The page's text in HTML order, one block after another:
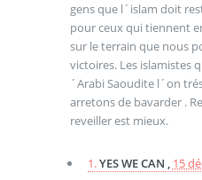
gens que l´islam doit
pour ceux qui tiennent
sur le terrain que nous
victoires. Les islamistes
´Arabi Saoudite l´on
arretons de bavarder .
reveiller est mieux.
1.YES WE CAN , 15